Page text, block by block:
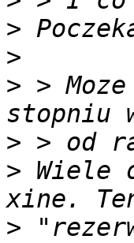
>
>
> >
>
> Wiele
>